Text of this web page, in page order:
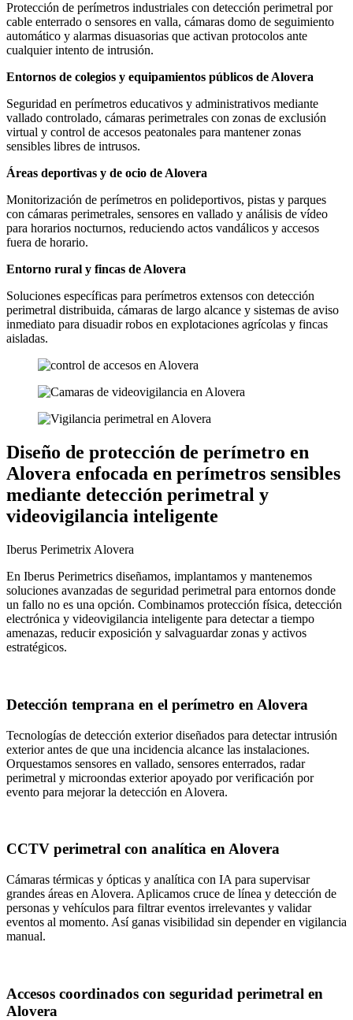
Protección de perímetros industriales con detección perimetral por
cable enterrado o sensores en valla, cámaras domo de seguimiento
automático y alarmas disuasorias que activan protocolos ante
cualquier intento de intrusión.
Entornos de colegios y equipamientos públicos de Alovera
Seguridad en perímetros educativos y administrativos mediante
vallado controlado, cámaras perimetrales con zonas de exclusión
virtual y control de accesos peatonales para mantener zonas
sensibles libres de intrusos.
Áreas deportivas y de ocio de Alovera
Monitorización de perímetros en polideportivos, pistas y parques
con cámaras perimetrales, sensores en vallado y análisis de vídeo
para horarios nocturnos, reduciendo actos vandálicos y accesos
fuera de horario.
Entorno rural y fincas de Alovera
Soluciones específicas para perímetros extensos con detección
perimetral distribuida, cámaras de largo alcance y sistemas de aviso
inmediato para disuadir robos en explotaciones agrícolas y fincas
aisladas.
Diseño de protección de perímetro en
Alovera enfocada en perímetros sensibles
mediante detección perimetral y
videovigilancia inteligente
Iberus Perimetrix Alovera
En Iberus Perimetrics diseñamos, implantamos y mantenemos
soluciones avanzadas de seguridad perimetral para entornos donde
un fallo no es una opción. Combinamos protección física, detección
electrónica y videovigilancia inteligente para detectar a tiempo
amenazas, reducir exposición y salvaguardar zonas y activos
estratégicos.
Detección temprana en el perímetro en Alovera
Tecnologías de detección exterior diseñados para detectar intrusión
exterior antes de que una incidencia alcance las instalaciones.
Orquestamos sensores en vallado, sensores enterrados, radar
perimetral y microondas exterior apoyado por verificación por
evento para mejorar la detección en Alovera.
CCTV perimetral con analítica en Alovera
Cámaras térmicas y ópticas y analítica con IA para supervisar
grandes áreas en Alovera. Aplicamos cruce de línea y detección de
personas y vehículos para filtrar eventos irrelevantes y validar
eventos al momento. Así ganas visibilidad sin depender en vigilancia
manual.
Accesos coordinados con seguridad perimetral en
Alovera